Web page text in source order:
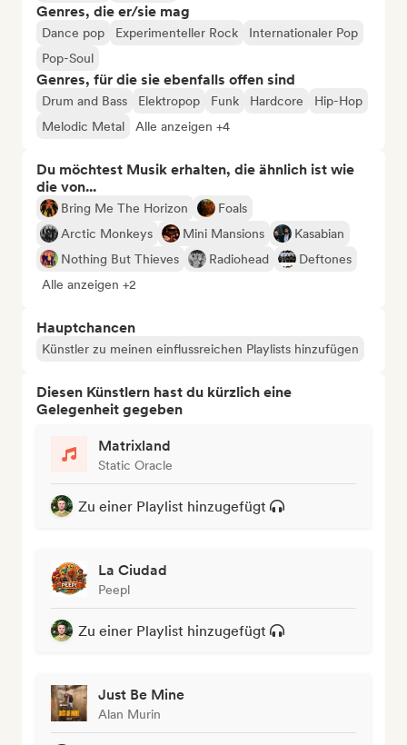
Genres, die er/sie mag
Dance pop Experimenteller Rock
Internationaler Pop
Pop-Soul
Genres, für die sie ebenfalls offen sind
Drum and Bass Elektropop Funk Hardcore
Hip-Hop
Melodic Metal
Alle anzeigen +4
Du möchtest Musik erhalten, die ähnlich ist wie
die von...
Bring Me The Horizon
Foals
Arctic Monkeys
Mini Mansions
Kasabian
Nothing But Thieves
Radiohead
Deftones
Alle anzeigen +2
Hauptchancen
Künstler zu meinen einflussreichen Playlists hinzufügen
Diesen Künstlern hast du kürzlich eine
Gelegenheit gegeben
Matrixland
Static Oracle
Zu einer Playlist hinzugefügt
La Ciudad
Peepl
Zu einer Playlist hinzugefügt
Just Be Mine
Alan Murin